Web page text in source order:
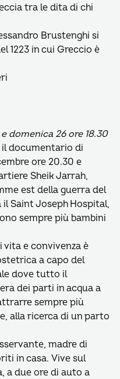
tra le dita di chi
Brustenghi si
1223 in cui Greccio è
domenica 26 ore 18.30
il documentario di
ore 20.30 e
Sheik Jarrah,
est della guerra del
Saint Joseph Hospital,
sempre più bambini
e convivenza è
a capo del
dove tutto il
dei parti in acqua a
sempre più
alla ricerca di un parto
madre di
in casa. Vive sul
a due ore di auto a